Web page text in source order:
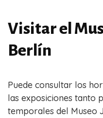
Visitar el
Berlín
Puede consultar los
las exposiciones tanto
temporales del Museo